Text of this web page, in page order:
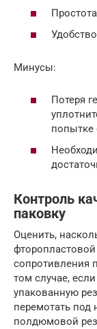
Минусы:
Потеря
попытке
Контроль
паковку
Оценить,
сопротивления
том случае,
упакованную
перемотать
полдюмовой